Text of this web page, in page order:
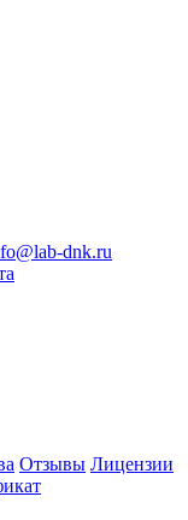
dnk.ru
Отзывы Лицензии